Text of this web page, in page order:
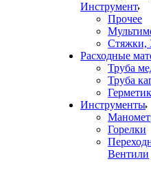
Инструмент
Прочее
Стяжки,
Расходные
Труба
Труба
Инструменты
Горелки
Вентили